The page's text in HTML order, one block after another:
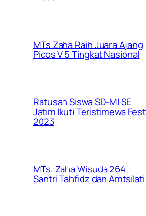
MTs Zaha Raih Juara Ajang
Picos V.5 Tingkat Nasional
Ratusan Siswa SD-MI SE
Jatim Ikuti Teristimewa Fest
2023
MTs. Zaha Wisuda 264
Santri Tahfidz dan Amtsilati